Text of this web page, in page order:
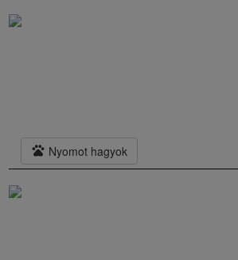
pets Nyomot hagyok